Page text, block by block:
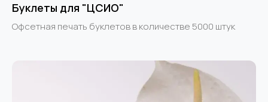
Буклеты для "ЦСИО"
Офсетная печать буклетов в количестве 5000 штук